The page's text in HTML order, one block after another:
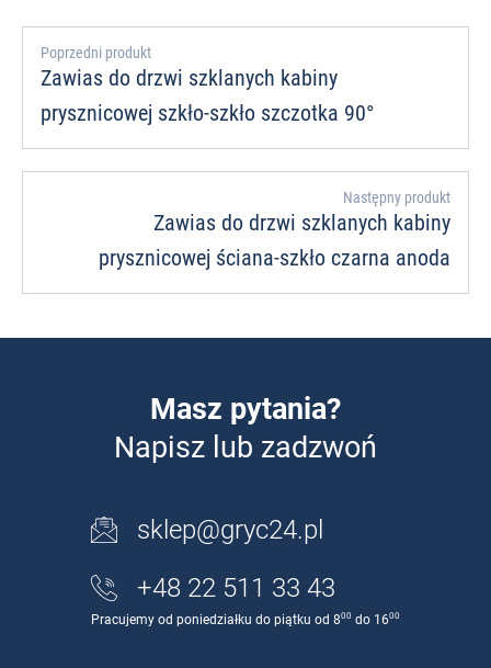
Poprzedni produkt
Zawias do drzwi szklanych kabiny
prysznicowej szkło-szkło szczotka 90°
Następny produkt
Zawias do drzwi szklanych kabiny
prysznicowej ściana-szkło czarna anoda
Masz pytania?
Napisz lub zadzwoń
sklep@gryc24.pl
+48 22 511 33 43
Pracujemy od poniedziałku do piątku od 800 do 1600